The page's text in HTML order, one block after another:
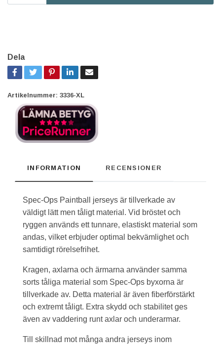
Dela
Artikelnummer: 3336-XL
INFORMATION RECENSIONER
Spec-Ops Paintball jerseys är tillverkade av
väldigt lätt men tåligt material. Vid bröstet och
ryggen används ett tunnare, elastiskt material som
andas, vilket erbjuder optimal bekvämlighet och
samtidigt rörelsefrihet.
Kragen, axlarna och ärmarna använder samma
sorts tåliga material som Spec-Ops byxorna är
tillverkade av. Detta material är även fiberförstärkt
och extremt tåligt. Extra skydd och stabilitet ges
även av vaddering runt axlar och underarmar.
Till skillnad mot många andra jerseys inom